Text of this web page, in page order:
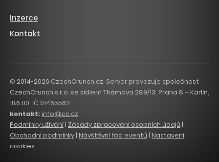
Inzerce
Kontakt
© 2014-2026 CzechCrunch.cz. Server provozuje společnost
CzechCrunch s.r.o. se sídlem Thámova 289/13, Praha 8 – Karlín,
186 00. IČ 01465562.
kontakt:info@cc.cz
Podmínky užívání| Zásady zpracování osobních údajů|
Obchodní podmínky| Návštěvní řád eventů | Nastavení
cookies